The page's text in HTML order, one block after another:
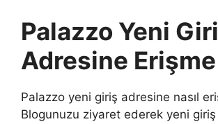
Palazzo Yeni
Adresine Erişme
Palazzo yeni giriş adresine nasıl
Blogunuzu ziyaret ederek yeni